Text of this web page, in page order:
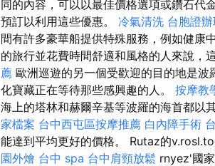
同的內容，可以以最佳價格選項或鑽石代
預訂以利用這些優惠。 冷氣清洗 台胞證辦
間有許多豪華船提供特殊服務，例如健康
的旅行並花費時間舒適和風格的人來說，
薦 歐洲巡遊的另一個受歡迎的目的地是
化寶藏正在等待那些感興趣的人。 按摩教
海上的塔林和赫爾辛基等波羅的海首都以
家檔案 台中西屯區按摩推薦 白內障手術
能達到平均更好的價格。 Rutaz的
園外燴 台中 spa 台中肩頸放鬆 rnyez'國